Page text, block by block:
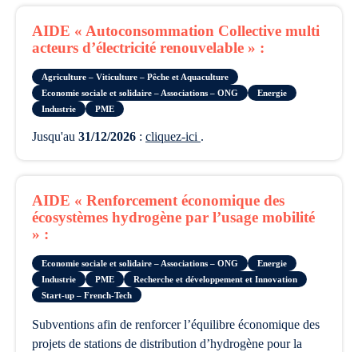
AIDE « Autoconsommation Collective multi
acteurs d’électricité renouvelable » :
Agriculture – Viticulture – Pêche et Aquaculture
Economie sociale et solidaire – Associations – ONG
Energie
Industrie
PME
Jusqu'au 31/12/2026 : cliquez-ici .
AIDE « Renforcement économique des
écosystèmes hydrogène par l’usage mobilité
» :
Economie sociale et solidaire – Associations – ONG
Energie
Industrie
PME
Recherche et développement et Innovation
Start-up – French-Tech
subventions afin de renforcer l’équilibre économique des
projets de stations de distribution d’hydrogène pour la